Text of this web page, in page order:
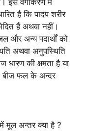
इस वर्गीकरण में
है कि पादप शरीर
हैं अथवा नहीं।
और अन्य पदार्थों को
अथवा अनुपस्थिति
धारण की क्षमता है या
बीज फल के अन्दर
मूल अन्तर क्या है ?